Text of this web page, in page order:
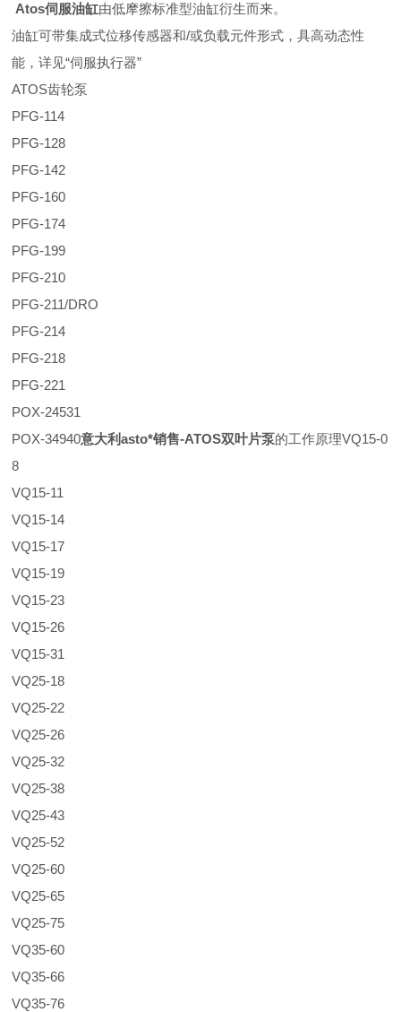
Atos伺服油缸由低摩擦标准型油缸衍生而来。
油缸可带集成式位移传感器和/或负载元件形式，具高动态性
能，详见“伺服执行器”
ATOS齿轮泵
PFG-114
PFG-128
PFG-142
PFG-160
PFG-174
PFG-199
PFG-210
PFG-211/DRO
PFG-214
PFG-218
PFG-221
POX-24531
POX-34940意大利asto*销售-ATOS双叶片泵的工作原理VQ15-0
8
VQ15-11
VQ15-14
VQ15-17
VQ15-19
VQ15-23
VQ15-26
VQ15-31
VQ25-18
VQ25-22
VQ25-26
VQ25-32
VQ25-38
VQ25-43
VQ25-52
VQ25-60
VQ25-65
VQ25-75
VQ35-60
VQ35-66
VQ35-76